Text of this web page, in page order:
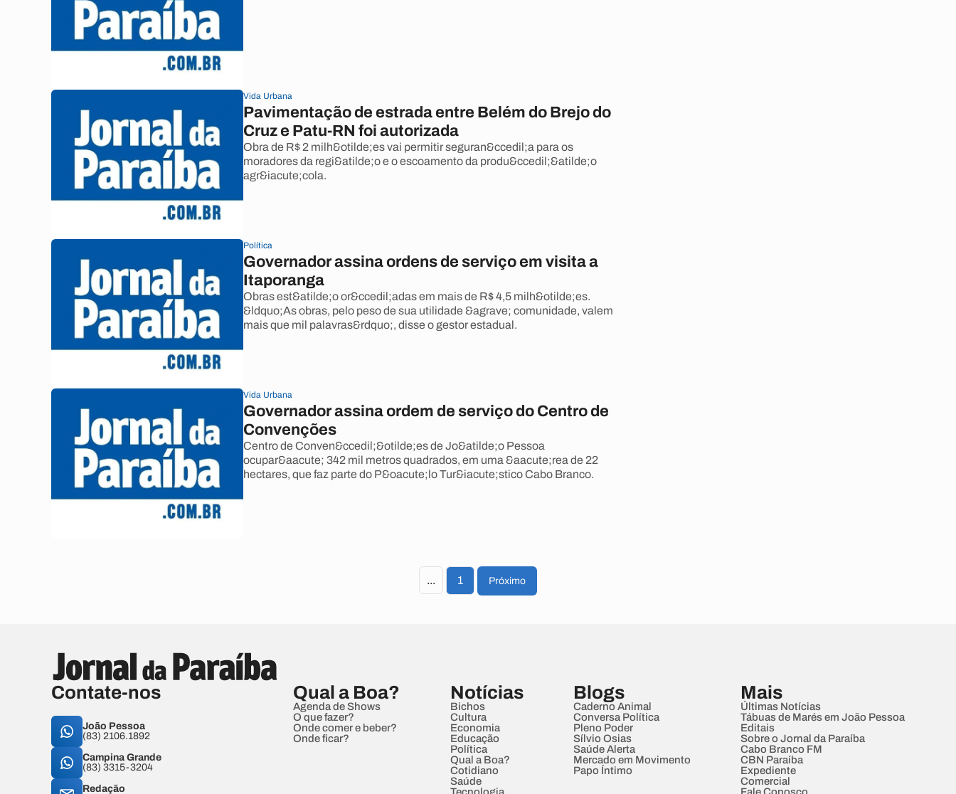
Vida Urbana
Pavimentação de estrada entre Belém do Brejo do
Cruz e Patu-RN foi autorizada
Obra de R$ 2 milh&otilde;es vai permitir seguran&ccedil;a para os
moradores da regi&atilde;o e o escoamento da produ&ccedil;&atilde;o
agr&iacute;cola.
Política
Governador assina ordens de serviço em visita a
Itaporanga
Obras est&atilde;o or&ccedil;adas em mais de R$ 4,5 milh&otilde;es.
&ldquo;As obras, pelo peso de sua utilidade &agrave; comunidade, valem
mais que mil palavras&rdquo;, disse o gestor estadual.
Vida Urbana
Governador assina ordem de serviço do Centro de
Convenções
Centro de Conven&ccedil;&otilde;es de Jo&atilde;o Pessoa
ocupar&aacute; 342 mil metros quadrados, em uma &aacute;rea de 22
hectares, que faz parte do P&oacute;lo Tur&iacute;stico Cabo Branco.
... 1 Próximo
Contate-nos
João Pessoa
(83) 2106.1892
Campina Grande
(83) 3315-3204
Redação
Qual a Boa?
Agenda de Shows
O que fazer?
Onde comer e beber?
Onde ficar?
Notícias
Bichos
Cultura
Economia
Educação
Política
Qual a Boa?
Cotidiano
Saúde
Blogs
Caderno Animal
Conversa Política
Pleno Poder
Sílvio Osias
Saúde Alerta
Mercado em Movimento
Papo Íntimo
Mais
Últimas Notícias
Tábuas de Marés em João Pessoa
Editais
Sobre o Jornal da Paraíba
Cabo Branco FM
CBN Paraíba
Expediente
Comercial